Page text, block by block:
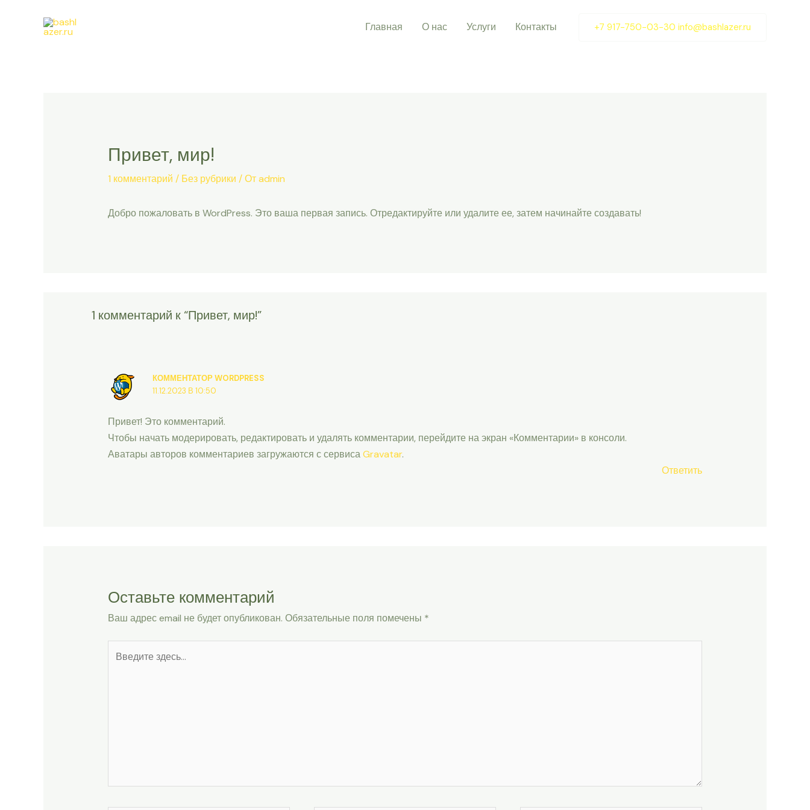
Главная О нас Услуги Контакты +7 917-750-03-30 info@bashlazer.ru
Привет, мир!
1 комментарий / Без рубрики / Отadmin
Добро пожаловать в WordPress. Это ваша первая запись. Отредактируйте или удалите ее, затем начинайте создавать!
1 комментарий к “Привет, мир!”
КОММЕНТАТОР WORDPRESS
11.12.2023 В 10:50
Привет! Это комментарий.
Чтобы начать модерировать, редактировать и удалять комментарии, перейдите на экран «Комментарии» в консоли.
Аватары авторов комментариев загружаются с сервисаGravatar.
Ответить
Оставьте комментарий
Ваш адрес email не будет опубликован. Обязательные поля помечены *
здесь...